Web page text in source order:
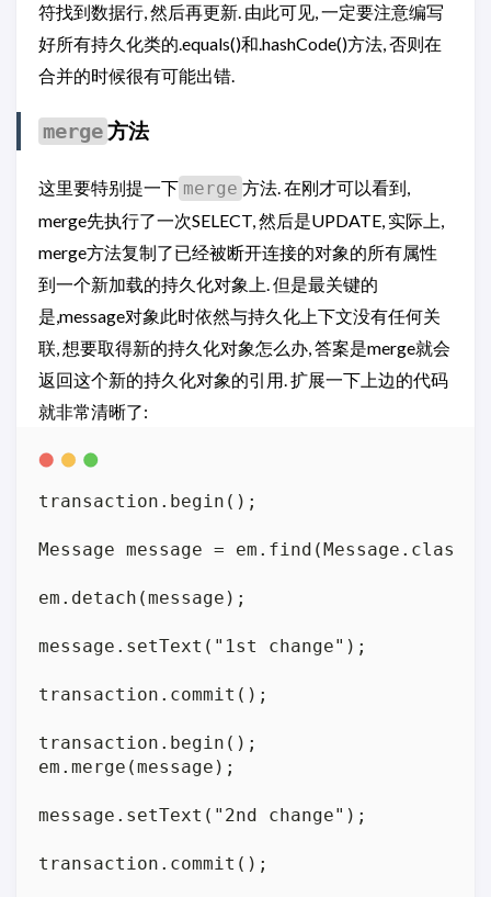
符找到数据行, 然后再更新. 由此可见, 一定要注意编写
好所有持久化类的.equals()和.hashCode()方法, 否则在
合并的时候很有可能出错.
merge方法
这里要特别提一下 merge 方法. 在刚才可以看到,
merge先执行了一次SELECT, 然后是UPDATE, 实际上,
merge方法复制了已经被断开连接的对象的所有属性
到一个新加载的持久化对象上. 但是最关键的
是,message对象此时依然与持久化上下文没有任何关
联, 想要取得新的持久化对象怎么办, 答案是merge就会
返回这个新的持久化对象的引用. 扩展一下上边的代码
就非常清晰了:
transaction.begin();
Message message = em.find(Message.class,
em.detach(message);
message.setText("1st change");
transaction.commit();
transaction.begin();
em.merge(message);
message.setText("2nd change");